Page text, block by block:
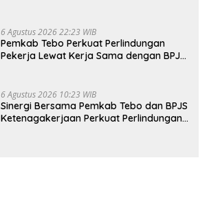
6 Agustus 2026 22:23 WIB
Pemkab Tebo Perkuat Perlindungan
Pekerja Lewat Kerja Sama dengan BPJS
6 Agustus 2026 10:23 WIB
Sinergi Bersama Pemkab Tebo dan BPJS
Ketenagakerjaan Perkuat Perlindungan